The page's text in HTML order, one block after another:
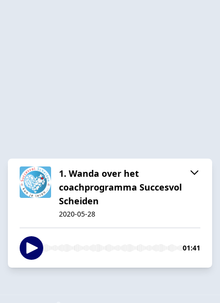
1. Wanda over het
coachprogramma Succesvol
Scheiden
2020-05-28
01:41